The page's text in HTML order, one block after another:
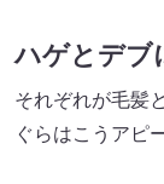
ハゲとデブ
それぞれが毛髪
ぐらはこうアピ